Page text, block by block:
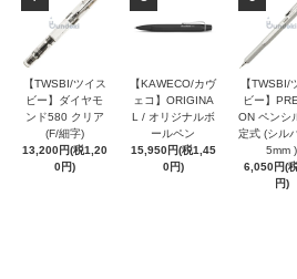
【TWSBI/ツイス
ビー】ダイヤモ
ンド580 クリア
(F/細字)
13,200円(税1,20
0円)
【KAWECO/カヴ
ェコ】ORIGINA
L / オリジナルボ
ールペン
15,950円(税1,45
0円)
【TWSBI/
ビー】
ON ペンシ
定式 (シル
5mm )
6,050円(
円)